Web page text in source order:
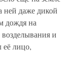
ней даже дикой
дождя на
и
её лицо,